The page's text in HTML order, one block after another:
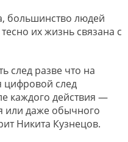
большинство людей
их жизнь связана с
след разве что на
цифровой след
каждого действия —
или даже обычного
Никита Кузнецов.